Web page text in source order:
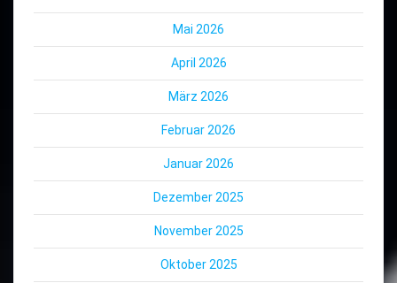
Mai 2026
April 2026
März 2026
Februar 2026
Januar 2026
Dezember 2025
November 2025
Oktober 2025